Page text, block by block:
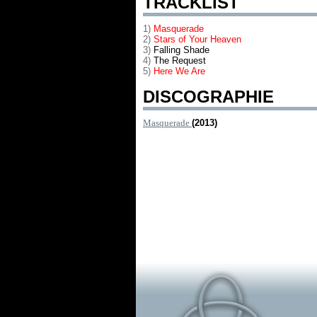
1) Masquerade
2) Stars of Your Heaven
3) Falling Shade
4) The Request
5) Here We Are
DISCOGRAPHIE
Masquerade (2013)